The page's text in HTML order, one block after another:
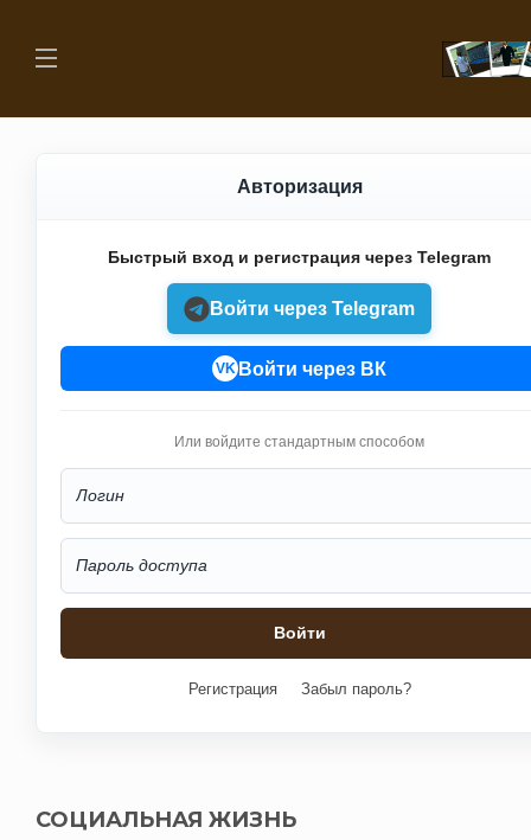
Авторизация
Быстрый вход и регистрация через Telegram
Войти через Telegram
VK Войти через ВК
Или войдите стандартным способом
Регистрация Забыл пароль?
СОЦИАЛЬНАЯ ЖИЗНЬ